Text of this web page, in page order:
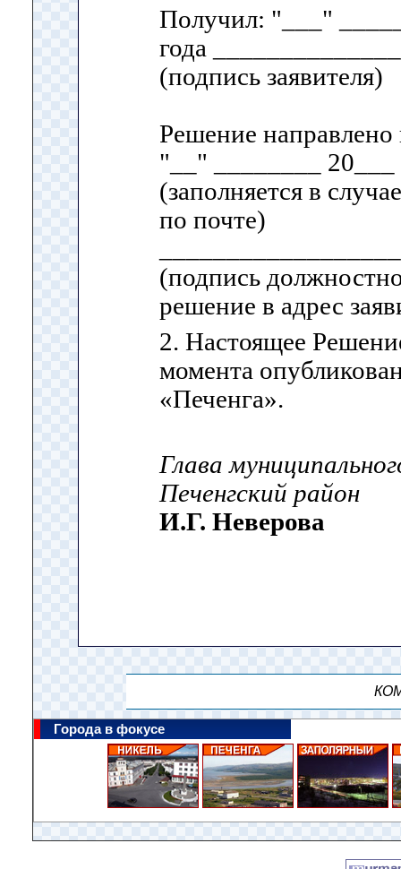
Получил: "___"
года
(подпись заявителя)
Решение направлено
"__" ________ 20___
(заполняется в
по почте)
(подпись
решение в адрес
2. Настоящее
момента
«Печенга».
Глава
Печенгский район
И.Г. Неверова
Города в фокусе